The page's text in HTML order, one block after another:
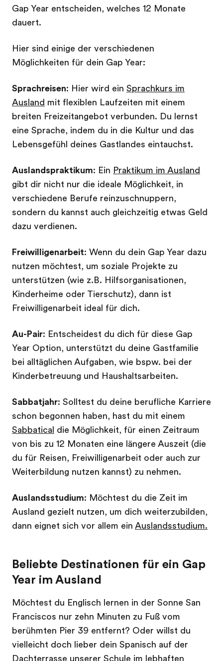
Gap Year entscheiden, welches 12 Monate
dauert.
Hier sind einige der verschiedenen
Möglichkeiten für dein Gap Year:
Sprachreisen: Hier wird ein Sprachkurs im
Ausland mit flexiblen Laufzeiten mit einem
breiten Freizeitangebot verbunden. Du lernst
eine Sprache, indem du in die Kultur und das
Lebensgefühl deines Gastlandes eintauchst.
Auslandspraktikum: Ein Praktikum im Ausland
gibt dir nicht nur die ideale Möglichkeit, in
verschiedene Berufe reinzuschnuppern,
sondern du kannst auch gleichzeitig etwas Geld
dazu verdienen.
Freiwilligenarbeit: Wenn du dein Gap Year dazu
nutzen möchtest, um soziale Projekte zu
unterstützen (wie z.B. Hilfsorganisationen,
Kinderheime oder Tierschutz), dann ist
Freiwilligenarbeit ideal für dich.
Au-Pair: Entscheidest du dich für diese Gap
Year Option, unterstützt du deine Gastfamilie
bei alltäglichen Aufgaben, wie bspw. bei der
Kinderbetreuung und Haushaltsarbeiten.
Sabbatjahr: Solltest du deine berufliche Karriere
schon begonnen haben, hast du mit einem
Sabbatical die Möglichkeit, für einen Zeitraum
von bis zu 12 Monaten eine längere Auszeit (die
du für Reisen, Freiwilligenarbeit oder auch zur
Weiterbildung nutzen kannst) zu nehmen.
Auslandsstudium: Möchtest du die Zeit im
Ausland gezielt nutzen, um dich weiterzubilden,
dann eignet sich vor allem ein Auslandsstudium.
Beliebte Destinationen für ein Gap
Year im Ausland
Möchtest du Englisch lernen in der Sonne San
Franciscos nur zehn Minuten zu Fuß vom
berühmten Pier 39 entfernt? Oder willst du
vielleicht doch lieber dein Spanisch auf der
Dachterrasse unserer Schule im lebhaften